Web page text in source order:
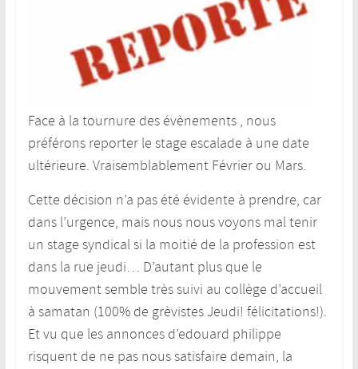
Face à la tournure des évènements , nous
préférons reporter le stage escalade à une date
ultérieure. Vraisemblablement Février ou Mars.
Cette décision n’a pas été évidente à prendre, car
dans l’urgence, mais nous nous voyons mal tenir
un stage syndical si la moitié de la profession est
dans la rue jeudi… D’autant plus que le
mouvement semble très suivi au collège d’accueil
à samatan (100% de grèvistes Jeudi! félicitations!).
Et vu que les annonces d’edouard philippe
risquent de ne pas nous satisfaire demain, la